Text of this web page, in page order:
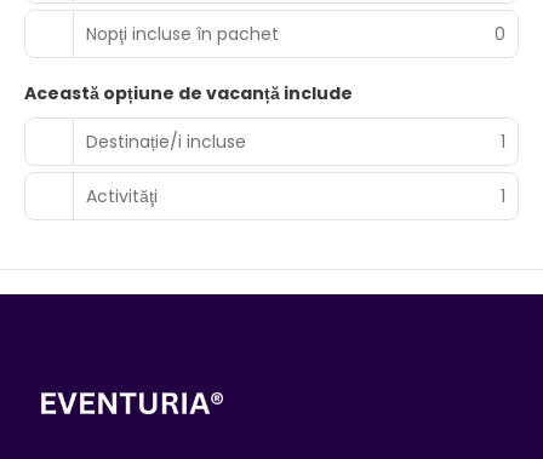
Nopţi incluse în pachet 0
Această opțiune de vacanță include
Destinație/i incluse
1
Activităţi 1